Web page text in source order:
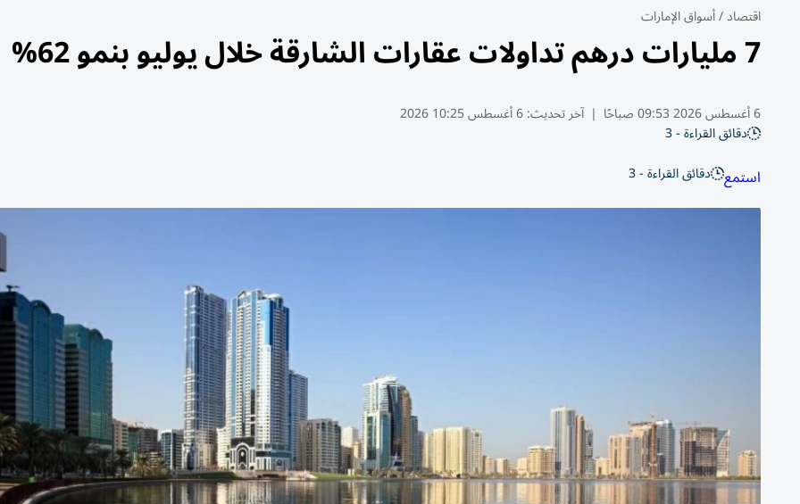
اقتصاد/أسواق الإمارات
7 مليارات درهم تداولات عقارات الشارقة خلال يوليو بنمو 62%
6 أغسطس 2026 09:53 صباحًا | آخر تحديث:6 أغسطس 10:25 2026
دقائق القراءة - 3
استمع دقائق القراءة - 3